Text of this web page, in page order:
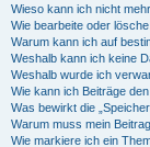
Wieso kann ich nicht
Wie bearbeite oder
Warum kann ich auf
Weshalb kann ich keine
Weshalb wurde ich
Wie kann ich Beiträge
Was bewirkt die
Warum muss mein
Wie markiere ich ein